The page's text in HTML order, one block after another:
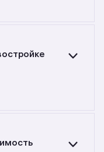
266,3 кв. м.,
172